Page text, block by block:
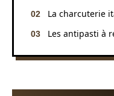
La charcuterie
Les antipasti à